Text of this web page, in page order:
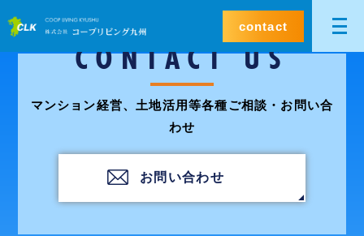
contact
CONTACT US
マンション経営、土地活用等各種ご相談・お問い合
わせ
お問い合わせ